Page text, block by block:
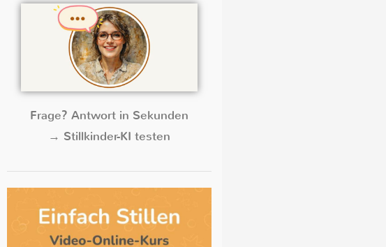
Frage? Antwort in Sekunden
→ Stillkinder-KI testen